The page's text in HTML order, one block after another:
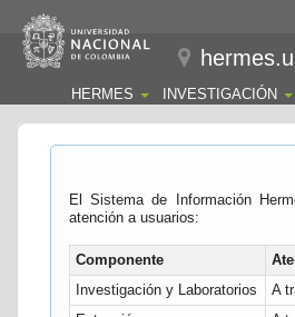
HERMES INVESTIGACIÓN
El Sistema de Información
atención a usuarios:
Componente
Investigación y Laboratorios
A